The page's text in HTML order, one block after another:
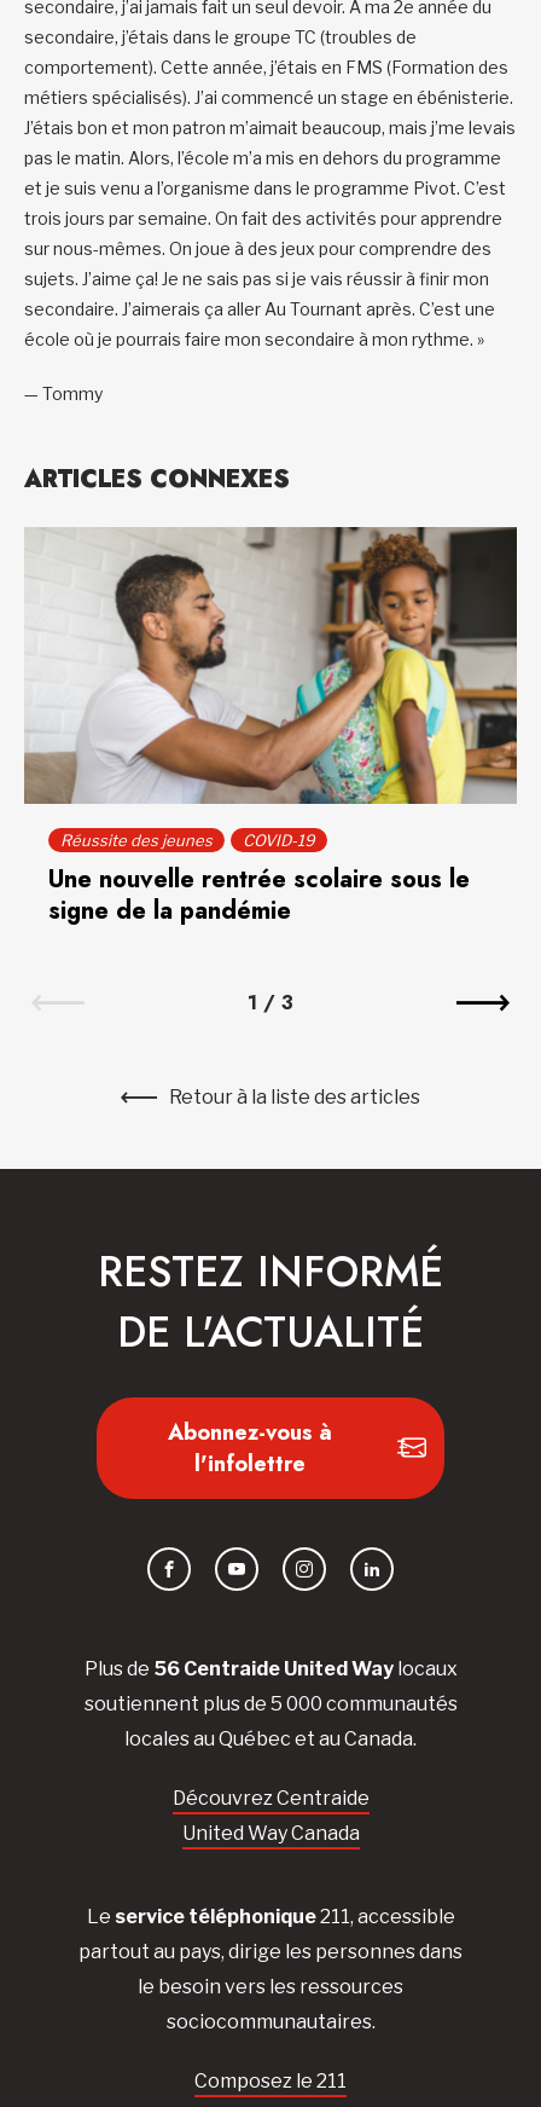
secondaire, j’ai jamais fait un seul devoir. À ma 2e année du
secondaire, j’étais dans le groupe TC (troubles de
comportement). Cette année, j’étais en FMS (Formation des
métiers spécialisés). J’ai commencé un stage en ébénisterie.
J’étais bon et mon patron m’aimait beaucoup, mais j’me levais
pas le matin. Alors, l’école m’a mis en dehors du programme
et je suis venu a l’organisme dans le programme Pivot. C’est
trois jours par semaine. On fait des activités pour apprendre
sur nous-mêmes. On joue à des jeux pour comprendre des
sujets. J’aime ça! Je ne sais pas si je vais réussir à finir mon
secondaire. J’aimerais ça aller Au Tournant après. C’est une
école où je pourrais faire mon secondaire à mon rythme. »
— Tommy
ARTICLES CONNEXES
Réussite des jeunes COVID-19
Une nouvelle rentrée scolaire sous le
signe de la pandémie
1 / 3
Retour à la liste des articles
Plus de 56 Centraide United Waylocaux
soutiennent plus de 5 000 communautés
locales au Québec et au Canada.
Découvrez Centraide
United Way Canada
Le service téléphonique211, accessible
partout au pays, dirige les personnes dans
le besoin vers les ressources
sociocommunautaires.
Composez le 211
RESTEZ INFORMÉ
DE L'ACTUALITÉ
Abonnez-vous à
l'infolettre
FacebookYouTubeInstagramLinkedIn